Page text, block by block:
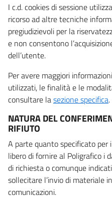
I c.d. cookies di sessione
ricorso ad altre tecniche
pregiudizievoli per la
e non consentono
dell’utente.
Per avere maggiori
utilizzati, le finalità e le
consultare lasezione specifica.
NATURA DEL
RIFIUTO
A parte quanto specificato per
libero di fornire al Poligrafico i
di richiesta o comunque
sollecitare l’invio di materiale
comunicazioni.